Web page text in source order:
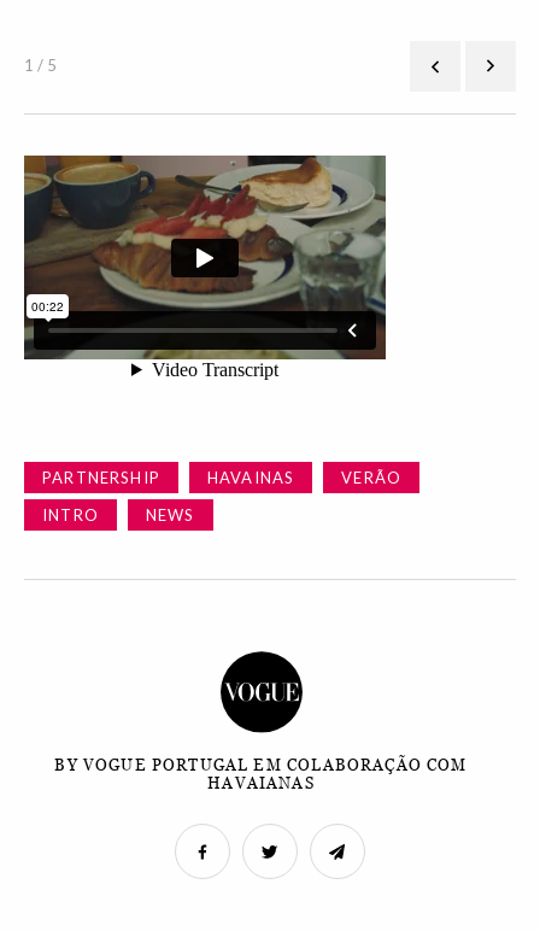
1 / 5
PARTNERSHIP HAVAINAS
VERÃO
INTRO
NEWS
BY VOGUE PORTUGAL EM COLABORAÇÃO COM
HAVAIANAS